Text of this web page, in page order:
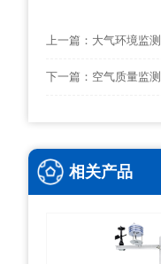
上一篇： 大气环境监
下一篇： 空气质量监
相关产品